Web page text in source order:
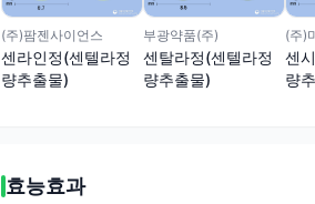
(주)팜젠사이언스
센라인정(센텔라정
량추출물)
부광약품(주)
센탈라정(센텔라정
량추출물)
(주)
센
량
효능효과